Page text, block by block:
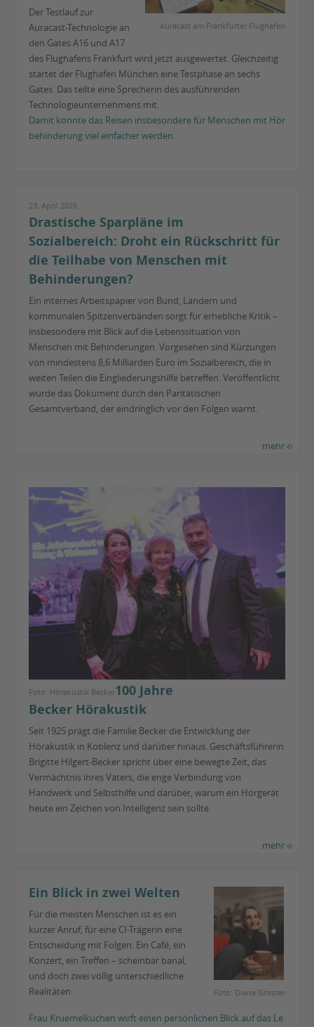
Auracast am Frankfurter Flughafen
Der Testlauf zur
Auracast-Technologie an
den Gates A16 und A17
des Flughafens Frankfurt wird jetzt ausgewertet. Gleichzeitig
startet der Flughafen München eine Testphase an sechs
Gates. Das teilte eine Sprecherin des ausführenden
Technologieunternehmens mit.
Damit könnte das Reisen insbesondere für Menschen mit Hör
behinderung viel einfacher werden.
23. April 2026
Drastische Sparpläne im
Sozialbereich: Droht ein Rückschritt für
die Teilhabe von Menschen mit
Behinderungen?
Ein internes Arbeitspapier von Bund, Ländern und
kommunalen Spitzenverbänden sorgt für erhebliche Kritik –
insbesondere mit Blick auf die Lebenssituation von
Menschen mit Behinderungen. Vorgesehen sind Kürzungen
von mindestens 8,6 Milliarden Euro im Sozialbereich, die in
weiten Teilen die Eingliederungshilfe betreffen. Veröffentlicht
wurde das Dokument durch den Paritätischen
Gesamtverband, der eindringlich vor den Folgen warnt.
mehr
Foto: Hörakustik Becker100 Jahre
Becker Hörakustik
Seit 1925 prägt die Familie Becker die Entwicklung der
Hörakustik in Koblenz und darüber hinaus. Geschäftsführerin
Brigitte Hilgert-Becker spricht über eine bewegte Zeit, das
Vermächtnis ihres Vaters, die enge Verbindung von
Handwerk und Selbsthilfe und darüber, warum ein Hörgerät
heute ein Zeichen von Intelligenz sein sollte.
mehr
Foto: Diana Grosser
Ein Blick in zwei Welten
Für die meisten Menschen ist es ein
kurzer Anruf, für eine CI-Trägerin eine
Entscheidung mit Folgen. Ein Café, ein
Konzert, ein Treffen – scheinbar banal,
und doch zwei völlig unterschiedliche
Realitäten.
Frau Kruemelkuchen wirft einen persönlichen Blick auf das Le